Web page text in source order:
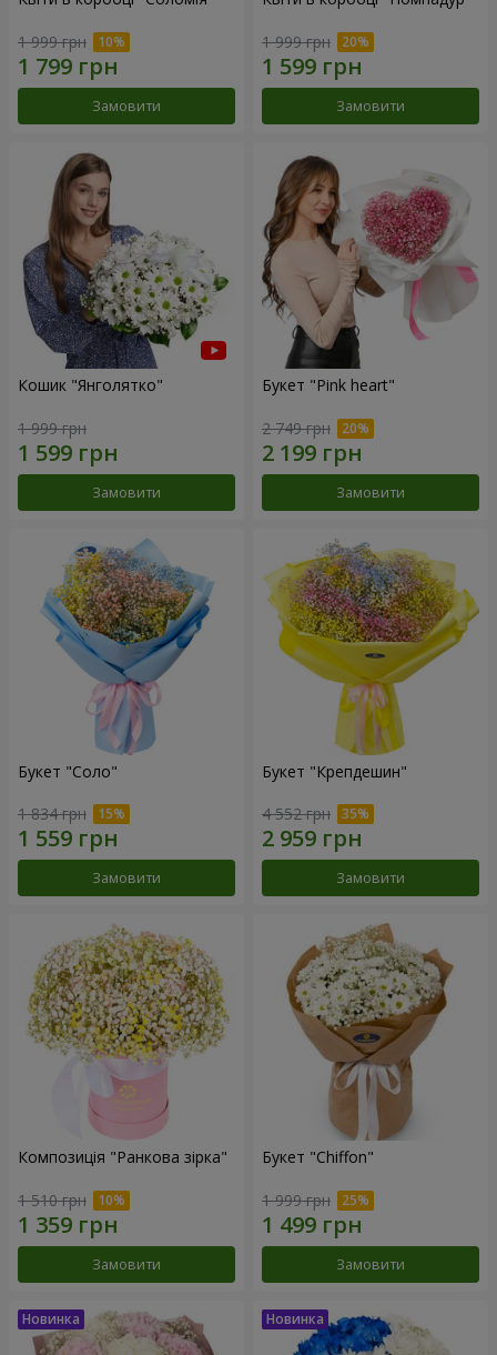
1 999 грн
Замовити
1 999 грн
Замовити
Кошик "Янголятко"
1 999 грн
Замовити
Букет "Pink heart"
2 749 грн
Замовити
Букет "Соло"
1 834 грн
Замовити
Букет "Крепдешин"
4 552 грн
Замовити
Композиція "Ранкова зірка"
1 510 грн
Замовити
Букет "Chiffon"
1 999 грн
Замовити